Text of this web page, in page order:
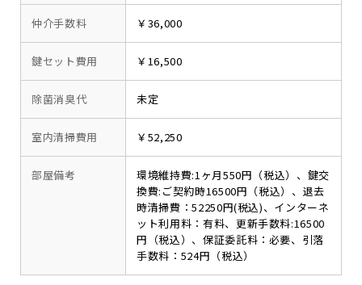
仲介手数料 ￥36,000
鍵セット費用 ￥16,500
除菌消臭代 未定
室内清掃費用 ￥52,250
部屋備考
環境維持費:1ヶ月550円（税込）、鍵交
換費:ご契約時16500円（税込）、退去
時清掃費：52250円(税込)、インターネ
ット利用料：有料、更新手数料:16500
円（税込）、保証委託料：必要、引落
手数料：524円（税込）